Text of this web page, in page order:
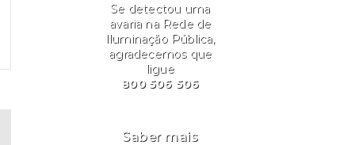
Se detectou uma
avaria na Rede de
Iluminação Pública,
agradecemos que
ligue
800 506 506
Saber mais